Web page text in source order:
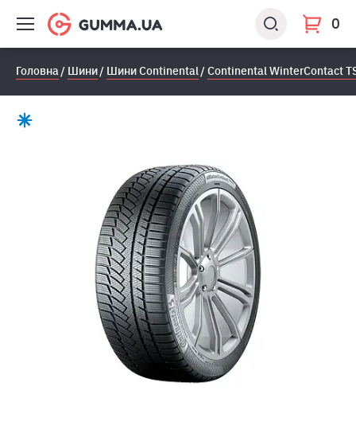
0
Головна Шини Шини Continental Continental WinterContact